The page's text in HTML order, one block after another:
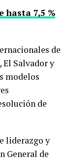
hasta 7,5 %
de
El Salvador y
modelos
de
liderazgo y
General de